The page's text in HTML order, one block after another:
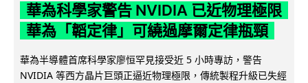
華為科學家警告 NVIDIA 已近物理極限
華為「韜定律」可繞過摩爾定律瓶頸
華為半導體首席科學家廖恒罕見接受近 5 小時專訪，警告
NVIDIA 等西方晶片巨頭正逼近物理極限，傳統製程升級已失經